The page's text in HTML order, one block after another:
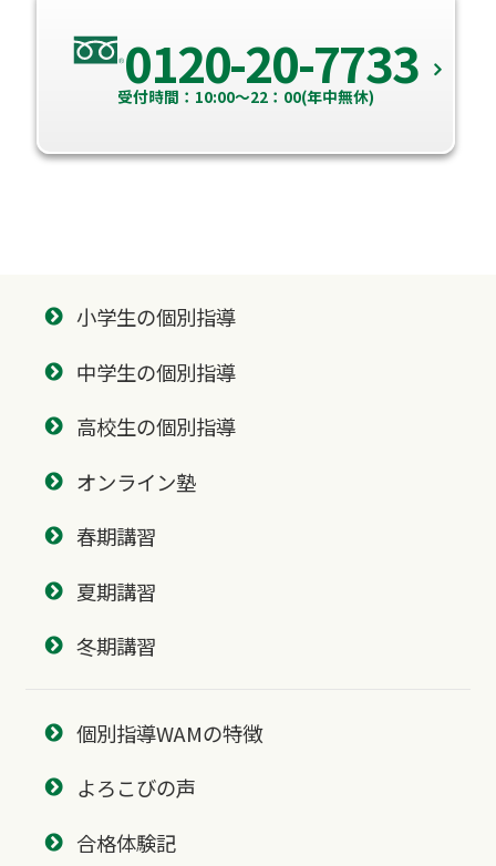
0120-20-7733
受付時間：10:00～22：00(年中無休)
小学生の個別指導
中学生の個別指導
高校生の個別指導
オンライン塾
春期講習
夏期講習
冬期講習
個別指導WAMの特徴
よろこびの声
合格体験記